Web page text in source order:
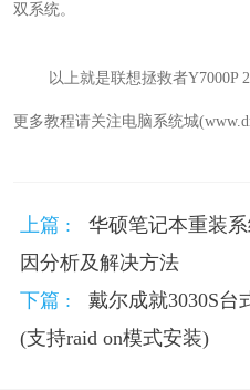
双系统。
以上就是联想拯救者Y7000P
更多教程请关注电脑系统城
上篇 :
华硕笔记本重装
因分析及解决方法
下篇 :
戴尔成就3030S台
(支持raid on模式安装)